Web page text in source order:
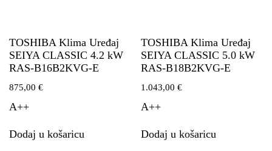
TOSHIBA Klima Uređaj
SEIYA CLASSIC 4.2 kW
RAS-B16B2KVG-E
875,00 €
A++
Dodaj u košaricu
TOSHIBA Klima Uređaj
SEIYA CLASSIC 5.0 kW
RAS-B18B2KVG-E
1.043,00€
A++
Dodaj u košaricu